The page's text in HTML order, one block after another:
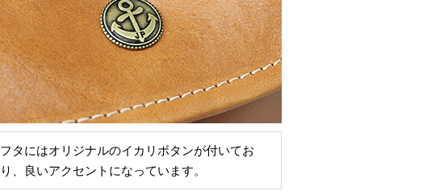
フタにはオリジナルのイカリボタンが付いてお
り、良いアクセントになっています。